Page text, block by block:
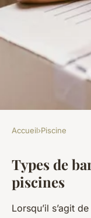
Barrières
piscines :
François• 15 avril
Accueil›Piscine
Types de
piscines
Lorsqu’il s’agit